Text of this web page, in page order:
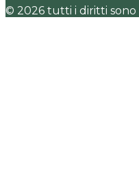
© 2026 tutti i diritti sono